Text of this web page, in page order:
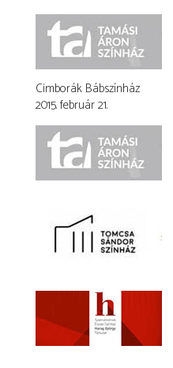
Cimborák Bábszínház
2015. február 21.